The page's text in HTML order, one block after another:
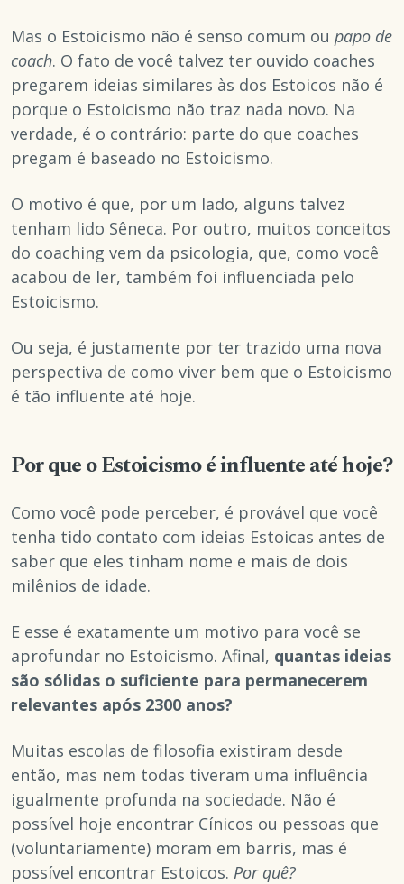
Mas o Estoicismo não é senso comum ou papo de
coach. O fato de você talvez ter ouvido coaches
pregarem ideias similares às dos Estoicos não é
porque o Estoicismo não traz nada novo. Na
verdade, é o contrário: parte do que coaches
pregam é baseado no Estoicismo.
O motivo é que, por um lado, alguns talvez
tenham lido Sêneca. Por outro, muitos conceitos
do coaching vem da psicologia, que, como você
acabou de ler, também foi influenciada pelo
Estoicismo.
Ou seja, é justamente por ter trazido uma nova
perspectiva de como viver bem que o Estoicismo
é tão influente até hoje.
Por que o Estoicismo é influente até hoje?
Como você pode perceber, é provável que você
tenha tido contato com ideias Estoicas antes de
saber que eles tinham nome e mais de dois
milênios de idade.
E esse é exatamente um motivo para você se
aprofundar no Estoicismo. Afinal, quantas ideias
são sólidas o suficiente para permanecerem
relevantes após 2300 anos?
Muitas escolas de filosofia existiram desde
então, mas nem todas tiveram uma influência
igualmente profunda na sociedade. Não é
possível hoje encontrar Cínicos ou pessoas que
(voluntariamente) moram em barris, mas é
possível encontrar Estoicos. Por quê?